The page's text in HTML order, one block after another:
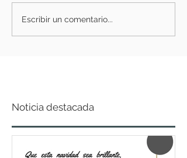
Escribir un comentario...
Noticia destacada